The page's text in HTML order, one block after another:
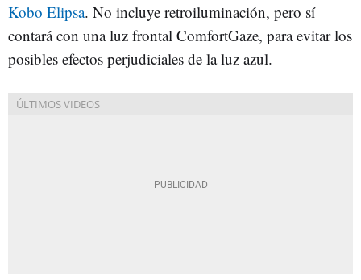
Kobo Elipsa. No incluye retroiluminación, pero sí
contará con una luz frontal ComfortGaze, para evitar los
posibles efectos perjudiciales de la luz azul.